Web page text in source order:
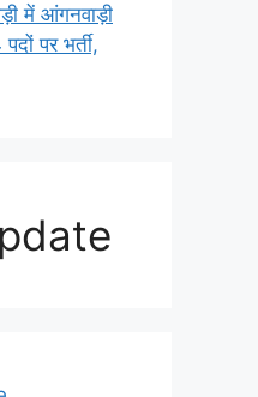
में आंगनवाड़ी
पर भर्ती,